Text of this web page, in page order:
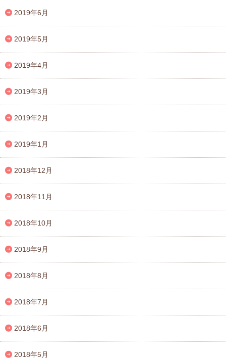
2019年6月
2019年5月
2019年4月
2019年3月
2019年2月
2019年1月
2018年12月
2018年11月
2018年10月
2018年9月
2018年8月
2018年7月
2018年6月
2018年5月